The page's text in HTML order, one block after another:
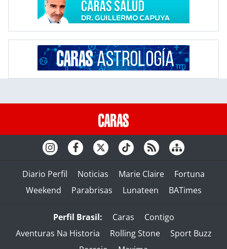
Diario Perfil Noticias Marie Claire
Fortuna
Weekend
Parabrisas Lunateen BATimes
Perfil Brasil: Caras
Contigo
Aventuras Na Historia
Rolling Stone
Sport Buzz